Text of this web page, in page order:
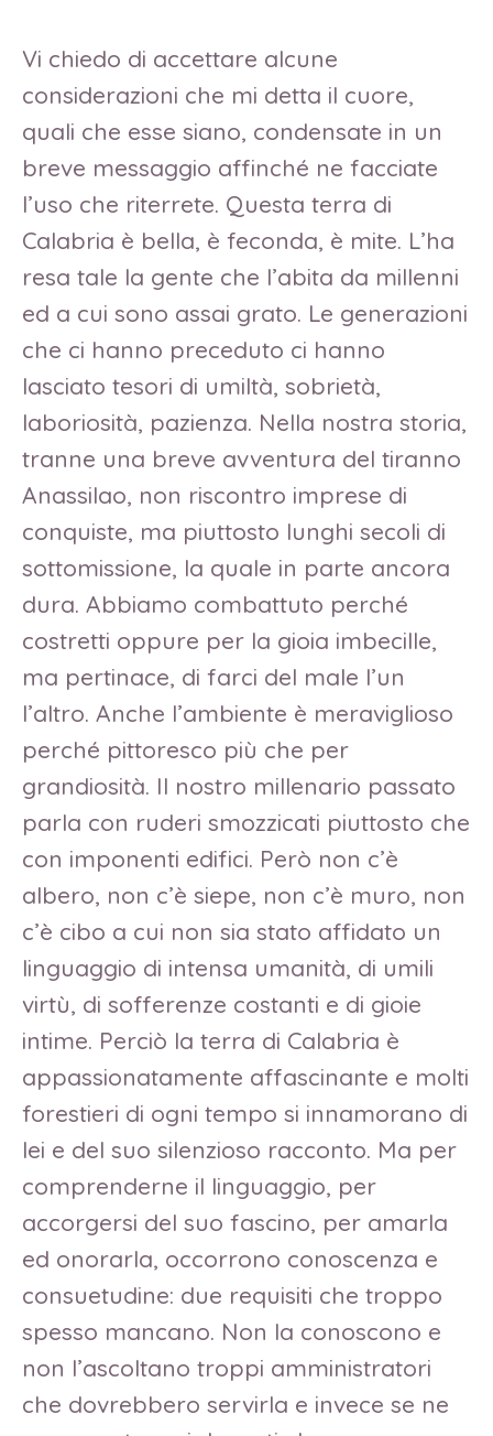
Vi chiedo di accettare alcune
considerazioni che mi detta il cuore,
quali che esse siano, condensate in un
breve messaggio affinché ne facciate
l’uso che riterrete. Questa terra di
Calabria è bella, è feconda, è mite. L’ha
resa tale la gente che l’abita da millenni
ed a cui sono assai grato. Le generazioni
che ci hanno preceduto ci hanno
lasciato tesori di umiltà, sobrietà,
laboriosità, pazienza. Nella nostra storia,
tranne una breve avventura del tiranno
Anassilao, non riscontro imprese di
conquiste, ma piuttosto lunghi secoli di
sottomissione, la quale in parte ancora
dura. Abbiamo combattuto perché
costretti oppure per la gioia imbecille,
ma pertinace, di farci del male l’un
l’altro. Anche l’ambiente è meraviglioso
perché pittoresco più che per
grandiosità. Il nostro millenario passato
parla con ruderi smozzicati piuttosto che
con imponenti edifici. Però non c’è
albero, non c’è siepe, non c’è muro, non
c’è cibo a cui non sia stato affidato un
linguaggio di intensa umanità, di umili
virtù, di sofferenze costanti e di gioie
intime. Perciò la terra di Calabria è
appassionatamente affascinante e molti
forestieri di ogni tempo si innamorano di
lei e del suo silenzioso racconto. Ma per
comprenderne il linguaggio, per
accorgersi del suo fascino, per amarla
ed onorarla, occorrono conoscenza e
consuetudine: due requisiti che troppo
spesso mancano. Non la conoscono e
non l’ascoltano troppi amministratori
che dovrebbero servirla e invece se ne